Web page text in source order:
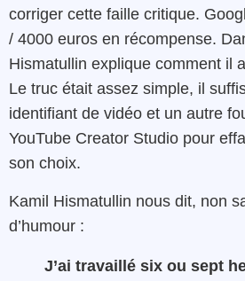
corriger cette faille critique.
/ 4000 euros en récompense.
Hismatullin explique comment il
Le truc était assez simple, il
identifiant de vidéo et un autre
YouTube Creator Studio pour
son choix.
Kamil Hismatullin nous dit, non
d’humour :
J’ai travaillé six ou sept